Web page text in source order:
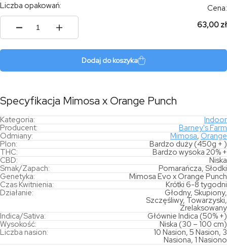
Liczba opakowań:
ilość
Cena:
63,00 zł
Dodaj do koszyka
Specyfikacja Mimosa x Orange Punch
Kategoria:
Indoor
Producent:
Barney's Farm
Odmiany:
Mimosa, Orange
Plon:
Bardzo duży (450g + )
THC:
Bardzo wysoka 20% +
CBD:
Niska
Smak/Zapach:
Pomarańcza, Słodki
Genetyka:
Mimosa Evo x Orange Punch
Czas Kwitnienia:
Krótki 6-8 tygodni
Działanie:
Głodny, Skupiony,
Szczęśliwy, Towarzyski,
Zrelaksowany
Indica/Sativa:
Głównie Indica (50% +)
Wysokość:
Niska (30 – 100 cm)
Liczba nasion:
10 Nasion, 5 Nasion, 3
Nasiona, 1 Nasiono